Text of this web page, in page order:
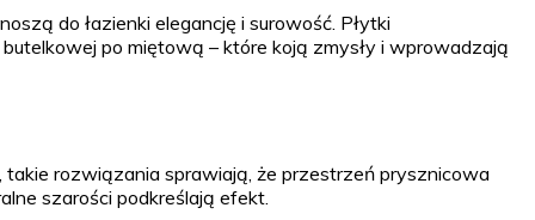
do łazienki elegancję i surowość. Płytki
po miętową – które koją zmysły i wprowadzają
takie rozwiązania sprawiają, że przestrzeń prysznicowa
szarości podkreślają efekt.